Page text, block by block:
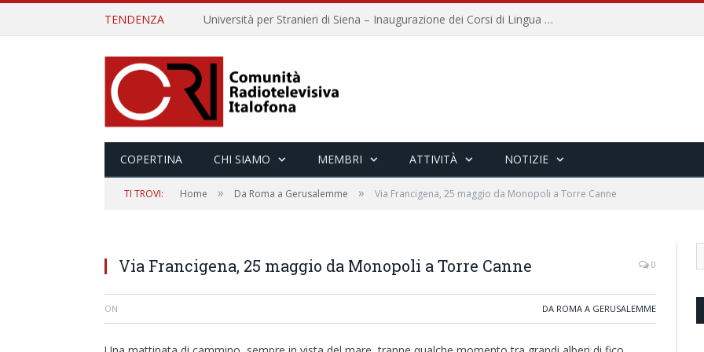
TENDENZA Università per Stranieri di Siena – Inaugurazione dei Corsi di Lingua e Cultura Italiana, 109a annata
COPERTINA CHI SIAMO MEMBRI ATTIVITÀ NOTIZIE
TI TROVI: Home » Da Roma a Gerusalemme » Via Francigena, 25 maggio da Monopoli a Torre Canne
Via Francigena, 25 maggio da Monopoli a Torre Canne 0
ON DA ROMA A GERUSALEMME